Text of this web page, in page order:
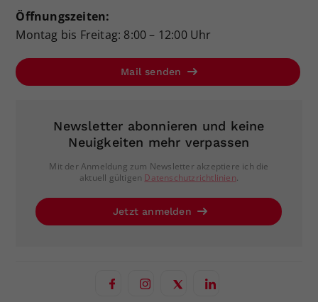
Öffnungszeiten:
Montag bis Freitag: 8:00 – 12:00 Uhr
Mail senden
Newsletter abonnieren und keine
Neuigkeiten mehr verpassen
Mit der Anmeldung zum Newsletter akzeptiere ich die
aktuell gültigen Datenschutzrichtlinien.
Jetzt anmelden